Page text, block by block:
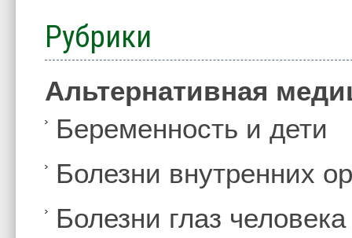
Рубрики
Альтернативная
Беременность и дети
Болезни внутренних
Болезни глаз человека